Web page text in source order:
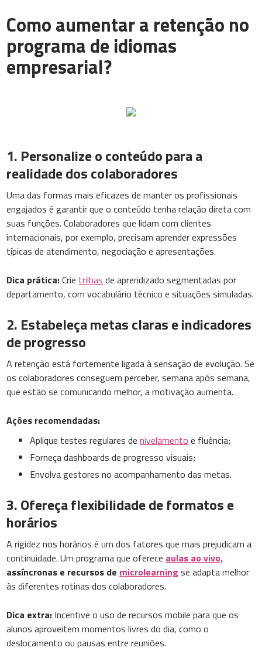
Como aumentar a retenção no
programa de idiomas
empresarial?
1. Personalize o conteúdo para a
realidade dos colaboradores
Uma das formas mais eficazes de manter os profissionais
engajados é garantir que o conteúdo tenha relação direta com
suas funções. Colaboradores que lidam com clientes
internacionais, por exemplo, precisam aprender expressões
típicas de atendimento, negociação e apresentações.
Dica prática:Crie trilhas de aprendizado segmentadas por
departamento, com vocabulário técnico e situações simuladas.
2. Estabeleça metas claras e indicadores
de progresso
A retenção está fortemente ligada à sensação de evolução. Se
os colaboradores conseguem perceber, semana após semana,
que estão se comunicando melhor, a motivação aumenta.
Ações recomendadas:
Aplique testes regulares denivelamento e fluência;
Forneça dashboards de progresso visuais;
Envolva gestores no acompanhamento das metas.
3. Ofereça flexibilidade de formatos e
horários
A rigidez nos horários é um dos fatores que mais prejudicam a
continuidade. Um programa que oferece aulas ao vivo,
assíncronas e recursos de microlearning se adapta melhor
às diferentes rotinas dos colaboradores.
Dica extra: Incentive o uso de recursos mobile para que os
alunos aproveitem momentos livres do dia, como o
deslocamento ou pausas entre reuniões.